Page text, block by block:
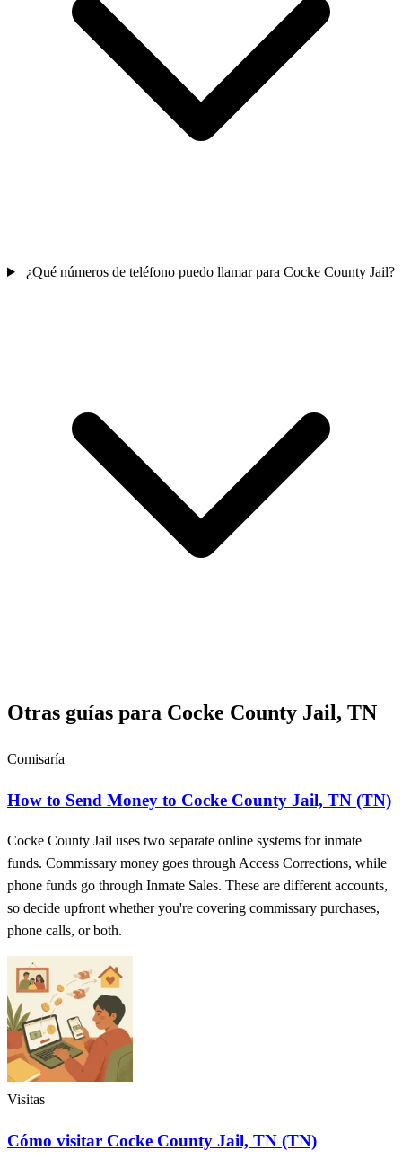
¿Qué números de teléfono puedo llamar para Cocke County Jail?
Otras guías para Cocke County Jail, TN
Comisaría
How to Send Money to Cocke County Jail, TN (TN)
Cocke County Jail uses two separate online systems for inmate
funds. Commissary money goes through Access Corrections, while
phone funds go through Inmate Sales. These are different accounts,
so decide upfront whether you're covering commissary purchases,
phone calls, or both.
Visitas
Cómo visitar Cocke County Jail, TN (TN)